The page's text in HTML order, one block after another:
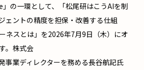
」の一環として、「松尾研はこうAIを制
ントの精度を担保・改善する仕組
スとは」を2026年7月9日（木）にオ
。株式会
事業ディレクターを務める長谷航記氏